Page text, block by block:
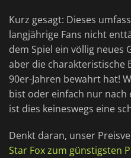
Kurz gesagt: Dieses
langjährige Fans nicht
dem Spiel ein völlig neues
aber die charakteristische
90er-Jahren bewahrt hat!
bist oder einfach nur nach
ist dies keineswegs eine
Denkt daran, unser
Star Fox zum günstigsten